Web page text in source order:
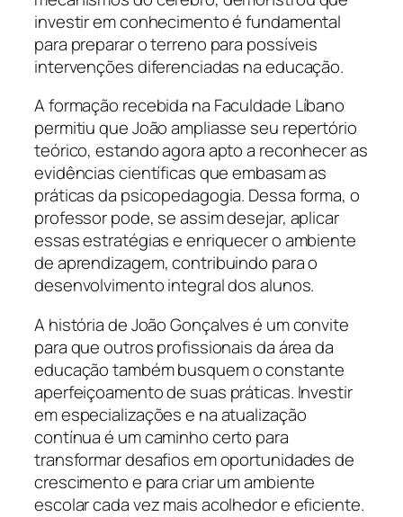
investir em conhecimento é fundamental
para preparar o terreno para possíveis
intervenções diferenciadas na educação.
A formação recebida na Faculdade Líbano
permitiu que João ampliasse seu repertório
teórico, estando agora apto a reconhecer as
evidências científicas que embasam as
práticas da psicopedagogia. Dessa forma, o
professor pode, se assim desejar, aplicar
essas estratégias e enriquecer o ambiente
de aprendizagem, contribuindo para o
desenvolvimento integral dos alunos.
A história de João Gonçalves é um convite
para que outros profissionais da área da
educação também busquem o constante
aperfeiçoamento de suas práticas. Investir
em especializações e na atualização
contínua é um caminho certo para
transformar desafios em oportunidades de
crescimento e para criar um ambiente
escolar cada vez mais acolhedor e eficiente.